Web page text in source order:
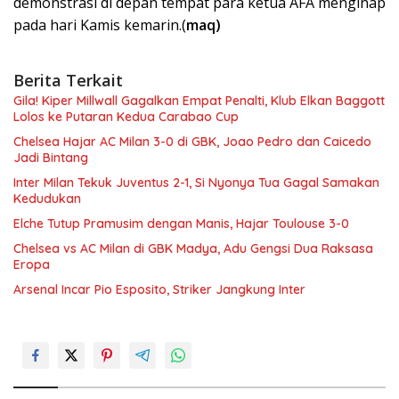
pada hari Kamis kemarin.(maq)
Berita Terkait
Gila! Kiper Millwall Gagalkan Empat Penalti, Klub Elkan Baggott
Lolos ke Putaran Kedua Carabao Cup
Chelsea Hajar AC Milan 3-0 di GBK, Joao Pedro dan Caicedo
Jadi Bintang
Inter Milan Tekuk Juventus 2-1, Si Nyonya Tua Gagal Samakan
Kedudukan
Elche Tutup Pramusim dengan Manis, Hajar Toulouse 3-0
Chelsea vs AC Milan di GBK Madya, Adu Gengsi Dua Raksasa
Eropa
Arsenal Incar Pio Esposito, Striker Jangkung Inter